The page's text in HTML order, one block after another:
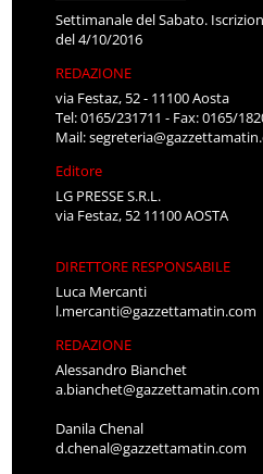
Settimanale del Sabato.
del 4/10/2016
REDAZIONE
via Festaz, 52 - 11100 Aosta
Tel: 0165/231711 - Fax: 0165/
Mail:
Editore
LG PRESSE S.R.L.
via Festaz, 52 11100 AOSTA
DIRETTORE RESPONSABILE
Luca Mercanti
l.mercanti@gazzettamatin.com
REDAZIONE
Alessandro Bianchet
a.bianchet@gazzettamatin.com
Danila Chenal
d.chenal@gazzettamatin.com